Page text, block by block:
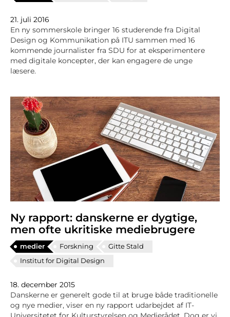
21. juli 2016
En ny sommerskole bringer 16 studerende fra Digital
Design og Kommunikation på ITU sammen med 16
kommende journalister fra SDU for at eksperimentere
med digitale koncepter, der kan engagere de unge
læsere.
Ny rapport: danskerne er dygtige,
men ofte ukritiske mediebrugere
medier Forskning
Gitte Stald
Institut for Digital Design
18. december 2015
Danskerne er generelt gode til at bruge både traditionelle
og nye medier, viser en ny rapport udarbejdet af IT-